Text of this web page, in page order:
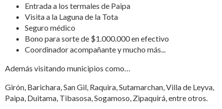
Entrada a los termales de Paipa
Visita a la Laguna de la Tota
Seguro médico
Bono para sorte de $1.000.000 en efectivo
Coordinador acompañante y mucho más...
Además visitando municipios como…
Girón, Barichara, San Gil, Raquira, Sutamarchan, Villa de Leyva,
Paipa, Duitama, Tibasosa, Sogamoso, Zipaquirá, entre otros.